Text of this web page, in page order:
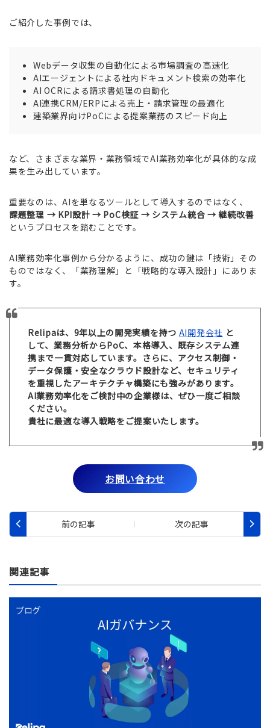
ご紹介した事例では、
Webデータ収集の自動化による市場調査の高速化
AIエージェントによる社内ドキュメント検索の効率化
AI OCRによる請求書処理の自動化
AI連携CRM/ERPによる売上・請求管理の最適化
建築業界向けPoCによる提案業務のスピード向上
など、さまざまな業界・業務領域でAI業務効率化が具体的な成
果を生み出しています。
重要なのは、AIを単なるツールとして導入するのではなく、
課題整理 → KPI設計 → PoC検証 → システム統合 → 継続改善
というプロセスを踏むことです。
AI業務効率化事例から分かるように、成功の鍵は「技術」その
ものではなく、「業務理解」と「戦略的な導入設計」にありま
す。
Relipaは、9年以上の開発実績を持つ AI開発会社 と
して、業務分析からPoC、本格導入、既存システム連
携まで一貫対応しています。さらに、アクセス制御・
データ保護・安全なクラウド設計など、セキュリティ
を重視したアーキテクチャ構築にも強みがあります。
AI業務効率化をご検討中の企業様は、ぜひ一度ご相談
ください。
貴社に最適な導入戦略をご提案いたします。
お問い合わせ
関連記事